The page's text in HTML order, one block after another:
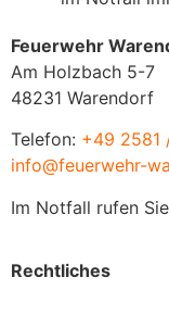
Feuerwehr
Am Holzbach 5-7
48231 Warendorf
Telefon: +49 2581
info@feuerwehr-
Im Notfall rufen
Rechtliches